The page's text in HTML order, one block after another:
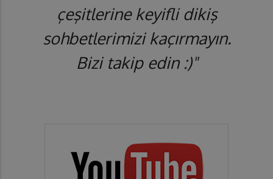
çeşitlerine keyifli dikiş
sohbetlerimizi kaçırmayın.
Bizi takip edin :)"